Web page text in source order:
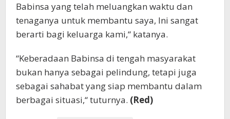
Babinsa yang telah meluangkan waktu dan
tenaganya untuk membantu saya, Ini sangat
berarti bagi keluarga kami,“ katanya.
“Keberadaan Babinsa di tengah masyarakat
bukan hanya sebagai pelindung, tetapi juga
sebagai sahabat yang siap membantu dalam
berbagai situasi,“ tuturnya. (Red)